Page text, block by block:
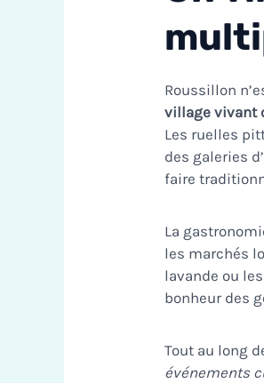
Roussillon
village vivant
Les ruelles
des galeries
faire
La
les marchés
lavande ou
bonheur des
Tout au long
événements